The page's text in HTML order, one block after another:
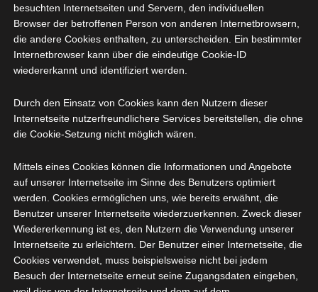
Verantwortlicher im Sinne der Datenschutz-
Grundverordnung, sonstiger in den Mitgliedstaaten der
Europäischen Union geltenden Datenschutzgesetze und
anderer Bestimmungen mit datenschutzrechtlichem
max ott soundtastic
Maximilian Ott
88364 Wolfegg - Deutschland
Telefon: 07527 9541570
E-Mail:
besuchten Internetseiten und Servern, den individuellen
Browser der betroffenen Person von anderen Internetbrowsern,
die andere Cookies enthalten, zu unterscheiden. Ein bestimmter
Internetbrowser kann über die eindeutige Cookie-ID
wiedererkannt und identifiziert werden.
Durch den Einsatz von Cookies kann den Nutzern dieser
Internetseite nutzerfreundlichere Services bereitstellen, die ohne
die Cookie-Setzung nicht möglich wären.
Mittels eines Cookies können die Informationen und Angebote
auf unserer Internetseite im Sinne des Benutzers optimiert
werden. Cookies ermöglichen uns, wie bereits erwähnt, die
Benutzer unserer Internetseite wiederzuerkennen. Zweck dieser
Wiedererkennung ist es, den Nutzern die Verwendung unserer
Internetseite zu erleichtern. Der Benutzer einer Internetseite, die
Cookies verwendet, muss beispielsweise nicht bei jedem
Besuch der Internetseite erneut seine Zugangsdaten eingeben,